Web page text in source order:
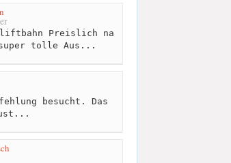
Preislich na
tolle Aus...
besucht. Das